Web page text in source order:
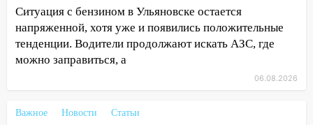
10:16 Внимание! В Ульяновской области
объявлена ракетная опасность
10:00
В Старомайнском районе утонул
51-летний мужчина
застрял в тепловозе
Ситуация с бензином в Ульяновске остается
напряженной, хотя уже и появились положительные
тенденции. Водители продолжают искать АЗС, где
можно заправиться, а
06.08.2026
Важное Новости Статьи